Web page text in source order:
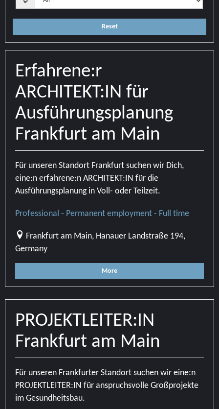
Reset
Erfahrene:r
ARCHITEKT:IN für
Ausführungsplanung
Frankfurt am Main
Für unseren Standort Frankfurt suchen wir Dich,
eine:n erfahrene:n ARCHITEKT:IN für die
Ausführungsplanung in Voll- oder Teilzeit.
Professional - Permanent employment - Full time
Frankfurt am Main, Hanauer Landstraße 194,
Germany
More
PROJEKTLEITER:IN
Frankfurt am Main
Für unseren Frankfurter Standort suchen wir eine:n
PROJEKTLEITER:IN für anspruchsvolle Großprojekte
im Gesundheitsbau.